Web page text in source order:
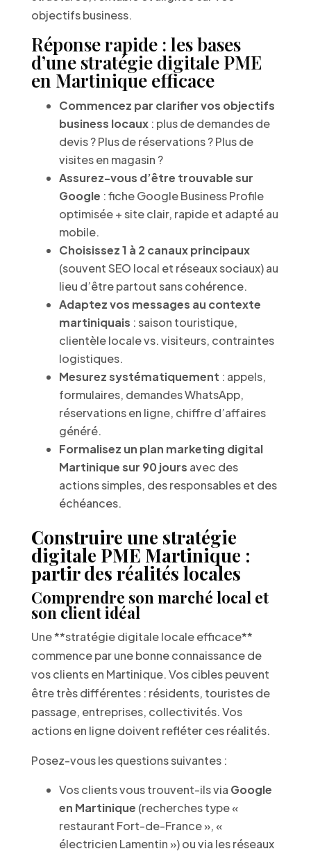
objectifs business.
Réponse rapide : les bases
d’une stratégie digitale PME
en Martinique efficace
Commencez par clarifier vos objectifs
business locaux: plus de demandes de
devis ? Plus de réservations ? Plus de
visites en magasin ?
Assurez-vous d’être trouvable sur
Google : fiche Google Business Profile
optimisée + site clair, rapide et adapté au
mobile.
Choisissez 1 à 2 canaux principaux
(souvent SEO local et réseaux sociaux) au
lieu d’être partout sans cohérence.
Adaptez vos messages au contexte
martiniquais : saison touristique,
clientèle locale vs. visiteurs, contraintes
logistiques.
Mesurez systématiquement : appels,
formulaires, demandes WhatsApp,
réservations en ligne, chiffre d’affaires
généré.
Formalisez un plan marketing digital
Martinique sur 90 jours avec des
actions simples, des responsables et des
échéances.
Construire une stratégie
digitale PME Martinique :
partir des réalités locales
Comprendre son marché local et
son client idéal
Une **stratégie digitale locale efficace**
commence par une bonne connaissance de
vos clients en Martinique. Vos cibles peuvent
être très différentes : résidents, touristes de
passage, entreprises, collectivités. Vos
actions en ligne doivent refléter ces réalités.
Posez-vous les questions suivantes :
Vos clients vous trouvent-ils via Google
en Martinique (recherches type «
restaurant Fort-de-France », «
électricien Lamentin ») ou via les réseaux